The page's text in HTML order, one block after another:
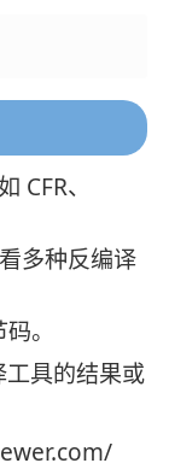
CFR、
多种反编译
。
具的结果或